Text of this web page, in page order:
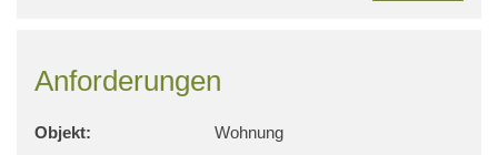
Anforderungen
Objekt:
Wohnung